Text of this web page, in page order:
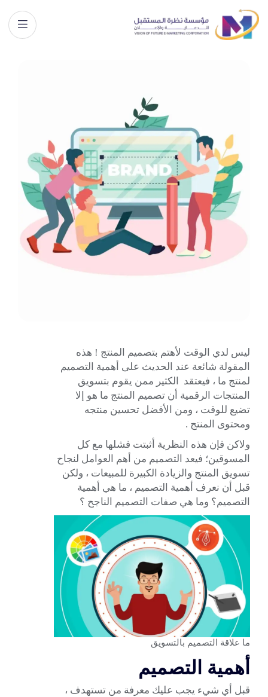
ليس لدي الوقت لأهتم بتصميم المنتج ! هذه
المقولة شائعة عند الحديث على أهمية التصميم
لمنتج ما ، فيعتقد الكثير ممن يقوم بتسويق
المنتجات الرقمية أن تصميم المنتج ما هو إلا
تضيع للوقت ، ومن الأفضل تحسين منتجه
ومحتوى المنتج .
ولاكن فإن هذه النظرية أثبتت فشلها مع كل
المسوقين؛ فيعد التصميم من أهم العوامل لنجاح
تسويق المنتج والزيادة الكبيرة للمبيعات ، ولكن
قبل أن نعرف أهمية التصميم ، ما هي أهمية
التصميم؟ وما هي صفات التصميم الناجح ؟
ما علاقة التصميم بالتسويق
أهمية التصميم
قبل أي شيء يجب عليك معرفة من تستهدف ،